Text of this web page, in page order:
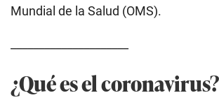
Mundial de la Salud (OMS).
¿Qué es el coronavirus?